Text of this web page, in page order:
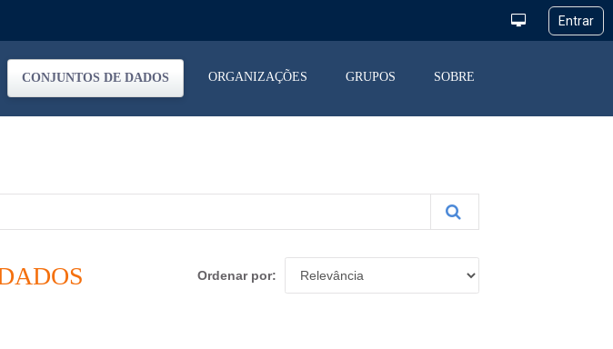
CONJUNTOS DE DADOS ORGANIZAÇÕES GRUPOS SOBRE
Ordenar por